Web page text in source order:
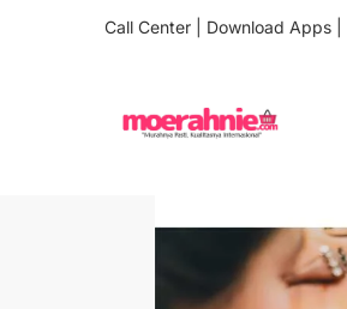
Call Center Download Apps